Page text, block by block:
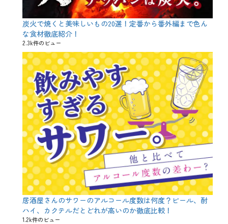
炭火で焼くと美味しいもの20選！定番から番外編まで色ん
な食材徹底紹介！
2.3k件のビュー
居酒屋さんのサワーのアルコール度数は何度？ビール、酎
ハイ、カクテルだとどれが高いのか徹底比較！
1.2k件のビュー